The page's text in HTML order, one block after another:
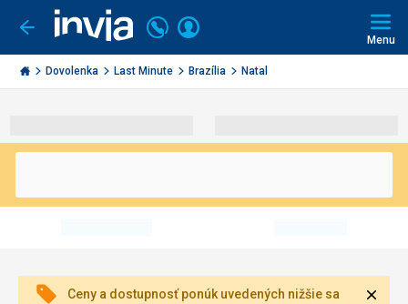
Ísť
späť
Invia.sk
Volajte
+421
2
3221
Prihlásiť
Menu
Dovolenka Last Minute Brazília Natal
Ceny a dostupnosť ponúk uvedených nižšie sa